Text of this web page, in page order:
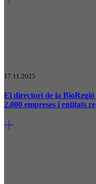
17.11.2025
El directori de la BioRegió
2.000 empreses i entitats